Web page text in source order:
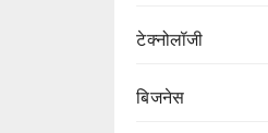
टेक्नोलॉजी
बिजनेस